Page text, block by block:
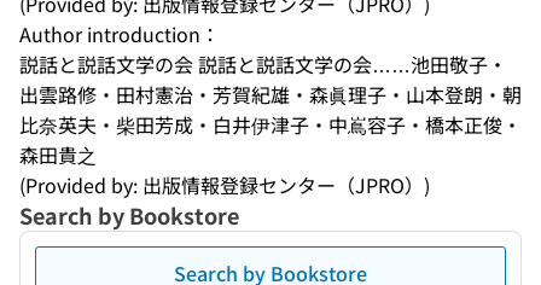
Author introduction：
説話と説話文学の会 説話と説話文学の会……池田敬子・
出雲路修・田村憲治・芳賀紀雄・森眞理子・山本登朗・朝
比奈英夫・柴田芳成・白井伊津子・中嶌容子・橋本正俊・
森田貴之
(Provided by: 出版情報登録センター（JPRO）)
Search by Bookstore
Search by Bookstore